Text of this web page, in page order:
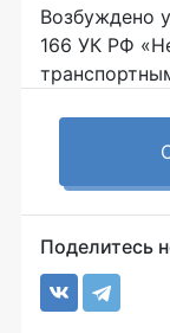
Возбуждено
166 УК РФ
Поделитесь